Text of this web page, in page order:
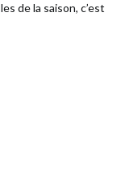
de la saison, c’est